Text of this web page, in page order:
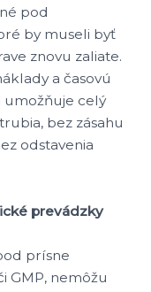
pod
by museli byť
znovu zaliate.
a časovú
umožňuje celý
bez zásahu
odstavenia
prevádzky
prísne
GMP, nemôžu